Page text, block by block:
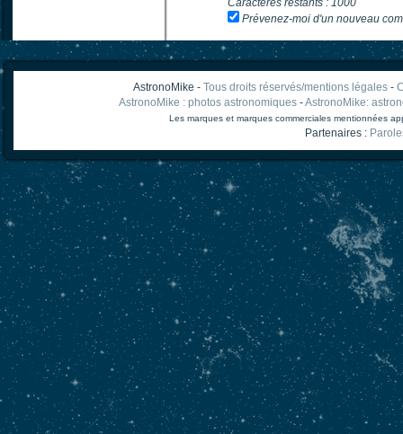
Prévenez-moi d'un nouveau
AstronoMike - Tous droits réservés/mentions légales-
AstronoMike : photos astronomiques -AstronoMike:
Les marques et marques commerciales mentionnées
Partenaires :